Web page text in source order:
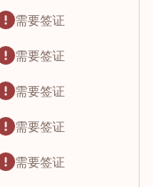
需要签证
需要签证
需要签证
需要签证
需要签证